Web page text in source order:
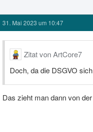
31. Mai 2023 um 10:47
Zitat von ArtCore7
Doch, da die DSGVO
Das zieht man dann von